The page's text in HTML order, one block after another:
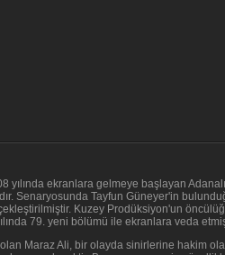
ekranlara gelmeye başlayan
Senaryosunda Tayfun Güneyer'in
Kuzey Prodüksiyon'un
79. yeni bölümü ile ekranlara veda
Maraz Ali, bir olayda sinirlerine hakim